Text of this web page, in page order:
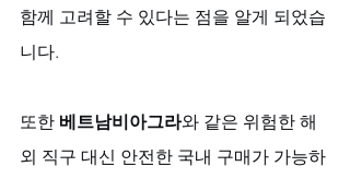
함께 고려할 수 있다는 점을 알게 되었습
니다.
또한 베트남비아그라와 같은 위험한 해
외 직구 대신 안전한 국내 구매가 가능하